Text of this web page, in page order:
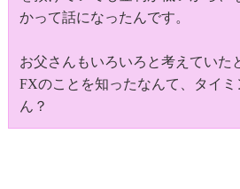
かって話になったんです。
お父さんもいろいろと考えていた
FXのことを知ったなんて、タイ
ん？